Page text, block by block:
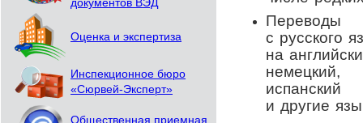
документов ВЭД
Оценка и экспертиза
Инспекционное бюро
«Сюрвей-Эксперт»
Общественная приемная
Переводы
с русского
на
немецкий,
испанский
и другие